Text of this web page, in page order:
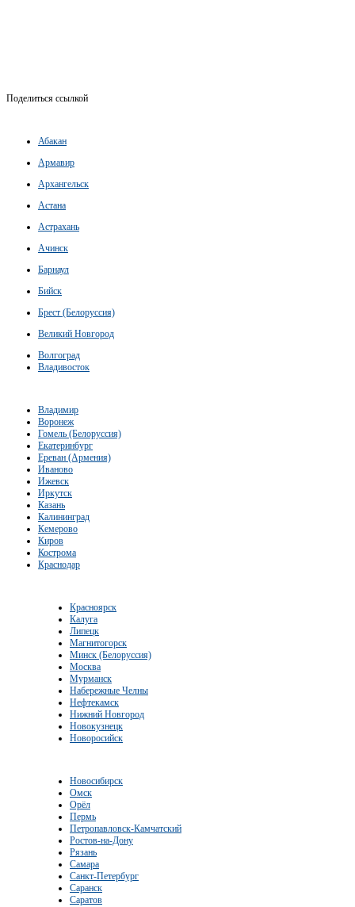
Поделиться ссылкой
Абакан
Армавир
Архангельск
Астана
Астрахань
Ачинск
Барнаул
Бийск
Брест (Белоруссия)
Великий Новгород
Волгоград
Владивосток
Владимир
Воронеж
Гомель (Белоруссия)
Екатеринбург
Ереван (Армения)
Иваново
Ижевск
Иркутск
Казань
Калининград
Кемерово
Киров
Кострома
Краснодар
Красноярск
Калуга
Липецк
Магнитогорск
Минск (Белоруссия)
Москва
Мурманск
Набережные Челны
Нефтекамск
Нижний Новгород
Новокузнецк
Новоросийск
Новосибирск
Омск
Орёл
Пермь
Петропавловск-Камчатский
Ростов-на-Дону
Рязань
Самара
Санкт-Петербург
Саранск
Саратов